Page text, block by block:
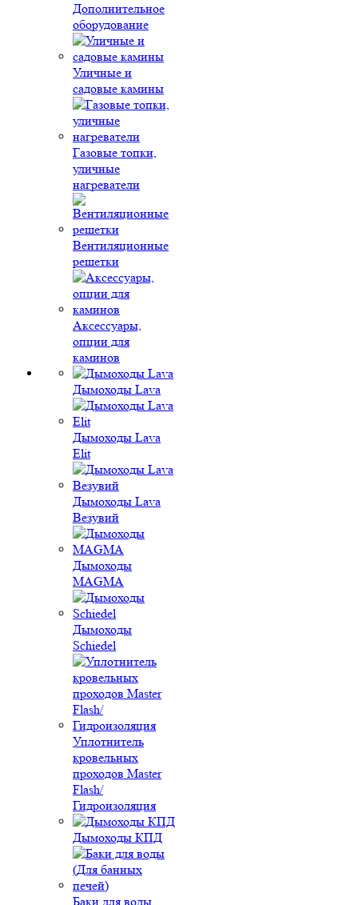
Дополнительное
оборудование
Уличные и
садовые камины
Газовые топки,
уличные
нагреватели
Вентиляционные
решетки
Аксессуары,
опции для
каминов
Дымоходы Lava
Дымоходы Lava
Elit
Дымоходы Lava
Везувий
Дымоходы
MAGMA
Дымоходы
Schiedel
Уплотнитель
кровельных
проходов Master
Flash/
Гидроизоляция
Дымоходы КПД
Баки для воды